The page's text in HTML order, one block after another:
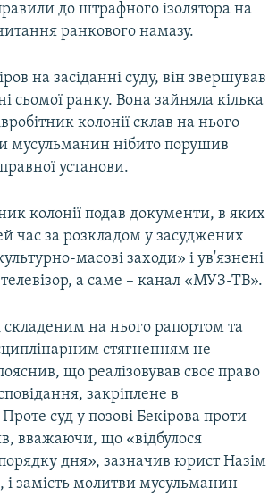
до штрафного ізолятора на
ранкового намазу.
на засіданні суду, він звершував
сьомої ранку. Вона зайняла кілька
колонії склав на нього
мусульманин нібито порушив
установи.
колонії подав документи, в яких
час за розкладом у засуджених
масові заходи» і ув'язнені
а саме – канал «МУЗ-ТВ».
складеним на нього рапортом та
стягненням не
що реалізовував своє право
закріплене в
суд у позові Бекірова проти
вважаючи, що «відбулося
дня», зазначив юрист Назім
замість молитви мусульманин